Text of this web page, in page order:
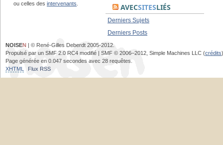
ou celles des intervenants AVECSITESLIÉS
Derniers Sujets
Derniers Posts
NOISEN | © René-Gilles Deberdt 2005-2012.
Propulsé par un SMF 2.0 RC4 modifié | SMF © 2006–2012, Simple Machines LLC (crédits)
Page générée en 0.047 secondes avec 28 requêtes.
XHTML
Flux RSS